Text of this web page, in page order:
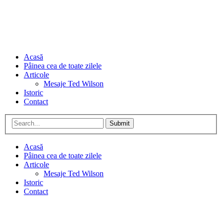
Acasă
Pâinea cea de toate zilele
Articole
Mesaje Ted Wilson
Istoric
Contact
Submit
Acasă
Pâinea cea de toate zilele
Articole
Mesaje Ted Wilson
Istoric
Contact